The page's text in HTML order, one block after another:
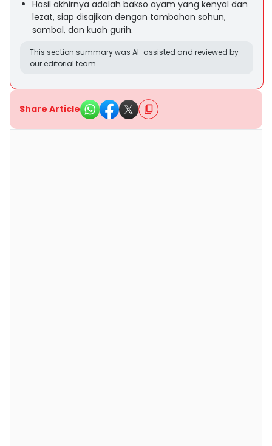
Hasil akhirnya adalah bakso ayam yang kenyal dan
lezat, siap disajikan dengan tambahan sohun,
sambal, dan kuah gurih.
This section summary was AI-assisted and reviewed by
our editorial team.
Share Article